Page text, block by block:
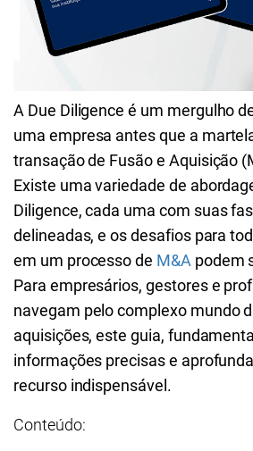
A Due Diligence é um mergulho
uma empresa antes que a
transação de Fusão e Aquisição
Existe uma variedade de
Diligence, cada uma com suas
delineadas, e os desafios para
em um processo de M&A podem
Para empresários, gestores e
navegam pelo complexo mundo
aquisições, este guia,
informações precisas e
recurso indispensável.
Conteúdo: